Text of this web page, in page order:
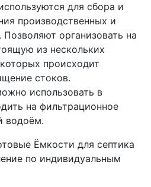
для сбора и
производственных и
организовать на
из нескольких
происходит
стоков.
использовать в
на фильтрационное
водоём.
Ёмкости для септика
по индивидуальным